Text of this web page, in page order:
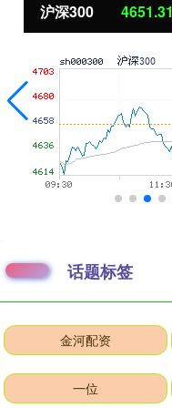
沪深300 4651.31
话题标签
金河配资
一位